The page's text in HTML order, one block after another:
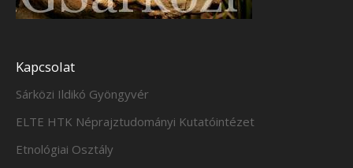
Kapcsolat
Sárközi Ildikó Gyöngyvér
ELTE HTK Néprajztudományi Kutatóintézet
Etnológiai Osztály